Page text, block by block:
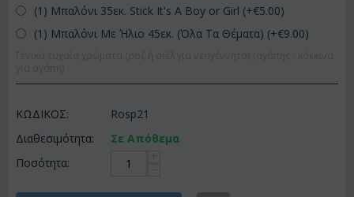
(1) Μπαλόνι 35εκ. Stick It's A Boy or Girl (+€5.00)
(1) Μπαλόνι Με Ήλιο 45εκ. (Όλα Τα Θέματα) (+€9.00)
ΚΩΔΙΚΟΣ:
Rosp21
Διαθεσιμότητα:
Σε Απόθεμα
Ποσότητα: